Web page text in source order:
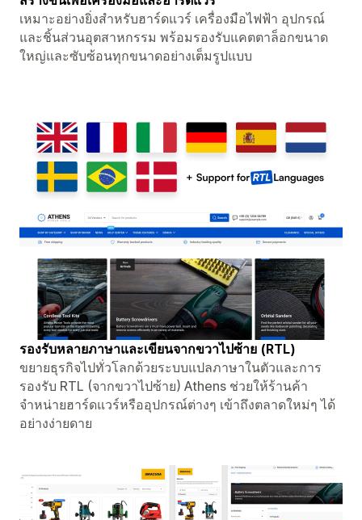
เหมาะอย่างยิ่งสำหรับฮาร์ดแวร์ เครื่องมือไฟฟ้า อุปกรณ์
และชิ้นส่วนอุตสาหกรรม พร้อมรองรับแคตตาล็อกขนาด
ใหญ่และซับซ้อนทุกขนาดอย่างเต็มรูปแบบ
รองรับหลายภาษาและเขียนจากขวาไปซ้าย (RTL)
ขยายธุรกิจไปทั่วโลกด้วยระบบแปลภาษาในตัวและการ
รองรับ RTL (จากขวาไปซ้าย) Athens ช่วยให้ร้านค้า
จำหน่ายฮาร์ดแวร์หรืออุปกรณ์ต่างๆ เข้าถึงตลาดใหม่ๆ ได้
อย่างง่ายดาย